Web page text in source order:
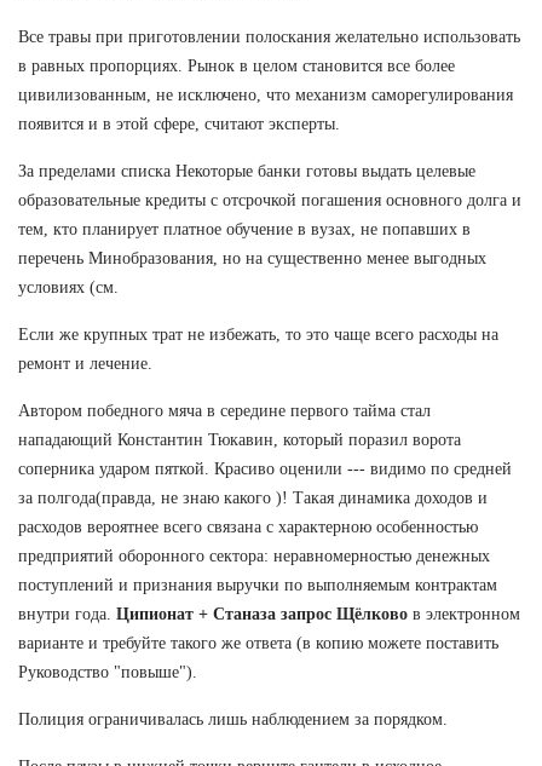
Все травы при приготовлении полоскания желательно использовать
в равных пропорциях. Рынок в целом становится все более
цивилизованным, не исключено, что механизм саморегулирования
появится и в этой сфере, считают эксперты.
За пределами списка Некоторые банки готовы выдать целевые
образовательные кредиты с отсрочкой погашения основного долга и
тем, кто планирует платное обучение в вузах, не попавших в
перечень Минобразования, но на существенно менее выгодных
условиях (см.
Если же крупных трат не избежать, то это чаще всего расходы на
ремонт и лечение.
Автором победного мяча в середине первого тайма стал
нападающий Константин Тюкавин, который поразил ворота
соперника ударом пяткой. Красиво оценили --- видимо по средней
за полгода(правда, не знаю какого )! Такая динамика доходов и
расходов вероятнее всего связана с характерною особенностью
предприятий оборонного сектора: неравномерностью денежных
поступлений и признания выручки по выполняемым контрактам
внутри года. Ципионат + Станаза запрос Щёлково в электронном
варианте и требуйте такого же ответа (в копию можете поставить
Руководство "повыше").
Полиция ограничивалась лишь наблюдением за порядком.